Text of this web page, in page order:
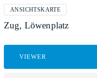
ANSICHTSKARTE
Zug, Löwenplatz
VIEWER